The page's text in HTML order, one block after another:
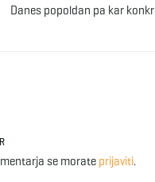
Danes popoldan pa kar
se morate prijaviti.